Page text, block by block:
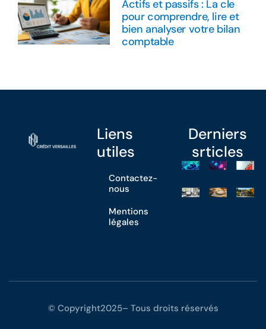
Actifs et passifs : La cle
pour comprendre, lire et
bien analyser votre bilan
comptable
Liens
utiles
Contactez-
nous
Mentions
légales
Derniers
srticles
© Copyright2025– Tous droits réservés